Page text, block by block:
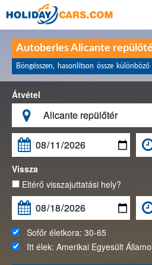
Autoberles Alicante
Böngésszen, hasonlítson össze
Átvétel

Vissza
Eltérő visszajuttatási hely?
Sofőr életkora: 30-65
Itt élek: Amerikai Egyesült